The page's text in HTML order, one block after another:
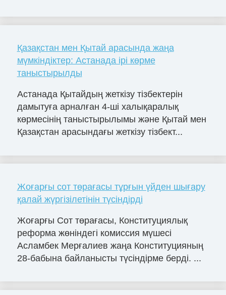
Қазақстан мен Қытай арасында жаңа
мүмкіндіктер: Астанада ірі көрме
таныстырылды
Астанада Қытайдың жеткізу тізбектерін
дамытуға арналған 4-ші халықаралық
көрмесінің таныстырылымы және Қытай мен
Қазақстан арасындағы жеткізу тізбект...
Жоғарғы сот төрағасы тұрғын үйден шығару
қалай жүргізілетінін түсіндірді
Жоғарғы Сот төрағасы, Конституциялық
реформа жөніндегі комиссия мүшесі
Асламбек Мерғалиев жаңа Конституцияның
28-бабына байланысты түсіндірме берді. ...